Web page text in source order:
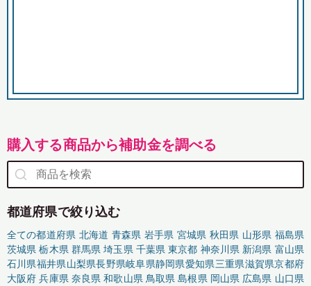
購入する商品から補助金を調べる
都道府県で絞り込む
全ての都道府県 北海道 青森県 岩手県 宮城県 秋田県 山形県 福島県
茨城県 栃木県 群馬県 埼玉県 千葉県 東京都 神奈川県 新潟県 富山県
石川県福井県山梨県長野県岐阜県静岡県愛知県三重県滋賀県京都府
大阪府 兵庫県 奈良県 和歌山県 鳥取県 島根県 岡山県 広島県 山口県